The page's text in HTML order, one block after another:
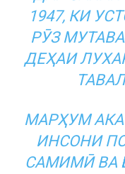
1947, КИ
РӮЗ
ДЕҲАИ
МАРҲУМ
ИНСОНИ
САМИМӢ ВА